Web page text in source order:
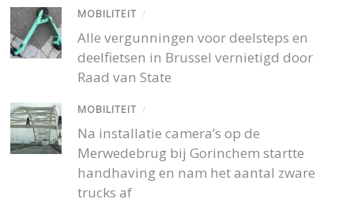
MOBILITEIT /
Alle vergunningen voor deelsteps en
deelfietsen in Brussel vernietigd door
Raad van State
MOBILITEIT /
Na installatie camera’s op de
Merwedebrug bij Gorinchem startte
handhaving en nam het aantal zware
trucks af